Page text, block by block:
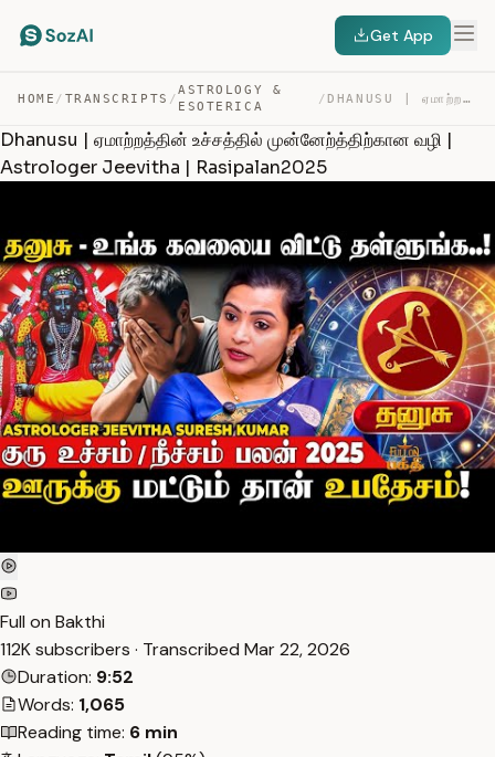
Get App
HOME / TRANSCRIPTS /
ASTROLOGY &
ESOTERICA
/ DHANUSU | ஏமாற்றத்தின் உச்சத்தில் முன்னேற்த்திற்கான வழி… — TRANSCRIPT
Dhanusu | ஏமாற்றத்தின் உச்சத்தில் முன்னேற்த்திற்கான வழி |
Astrologer Jeevitha | Rasipalan2025
Full on Bakthi
112K subscribers · Transcribed Mar 22, 2026
Duration: 9:52
Words: 1,065
Reading time: 6 min